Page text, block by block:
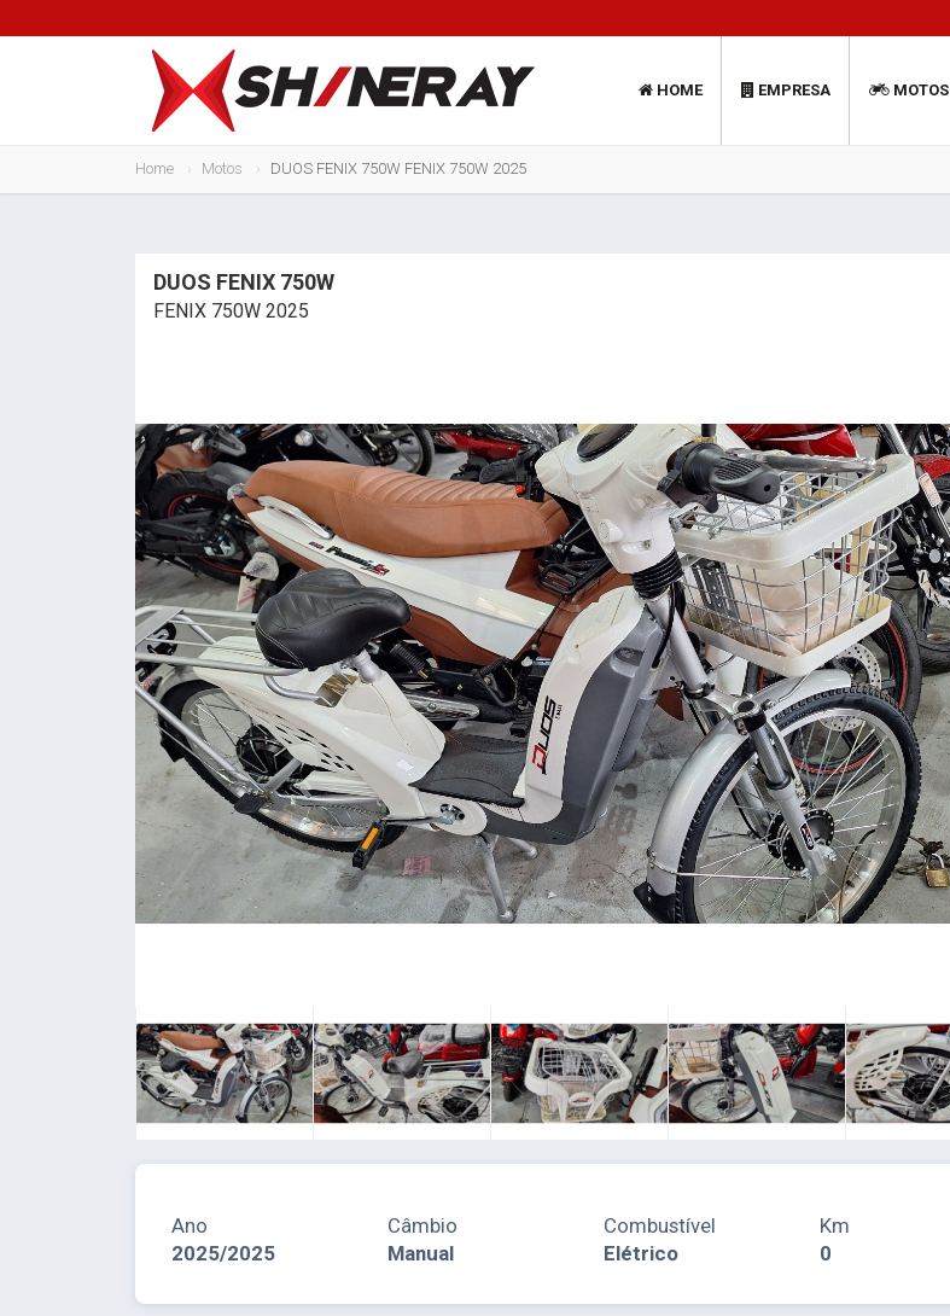
HOME EMPRESA MOTOS
Home Motos DUOS FENIX 750W FENIX 750W 2025
DUOS FENIX 750W
FENIX 750W 2025
Ano
2025/2025
Câmbio
Manual
Combustível
Elétrico
Km
0